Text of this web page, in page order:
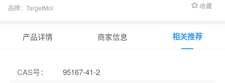
品牌： TargetMol 收藏
产品详情 商家信息 相关推荐
CAS号：
95167-41-2